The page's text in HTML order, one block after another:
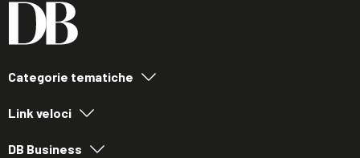
Categorie tematiche
Link veloci
DB Business